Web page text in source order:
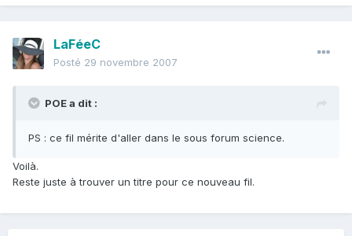
LaFéeC
Posté 29 novembre 2007
POE a dit :
PS : ce fil mérite d'aller dans le sous forum science.
Voilà.
Reste juste à trouver un titre pour ce nouveau fil.